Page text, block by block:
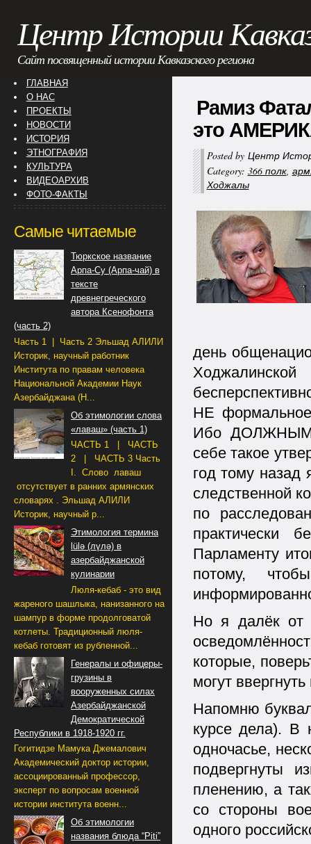
Центр Истории
Сайт посвященный истории Кавказского региона
Рамиз
это
Posted by Центр
Category: 366 полк,
Ходжалы
день
НЕ
Ибо ДОЛЖНЫМ
себе такое
год тому назад
следственной
по
практически
Парламенту
потому,
Но я далёк от
которые,
могут
Напомню
курсе дела). В
одночасье,
подвергнуты
пленению, а
со стороны
одного
ГЛАВНАЯ
О НАС
ПРОЕКТЫ
НОВОСТИ
ИСТОРИЯ
ЭТНОГРАФИЯ
КУЛЬТУРА
ВИДЕОАРХИВ
ФОТО-ФАКТЫ
Самые читаемые
Тюркское название
Арпа-Су (Арпа-чай) в
тексте
древнегреческого
автора Ксенофонта
(часть 2)
Часть 1 | Часть 2 Эльшад АЛИЛИ
Историк, научный работник
Института по правам человека
Национальной Академии Наук
Азербайджана (Н...
Об этимологии слова
«лаваш» (часть 1)
ЧАСТЬ 1 | ЧАСТЬ
2 | ЧАСТЬ 3 Часть
I. Слово лаваш
отсутствует в ранних армянских
словарях . Эльшад АЛИЛИ
Историк, научный р...
Этимология термина
lülə (лүлә) в
азербайджанской
кулинарии
Люля-кебаб - это вид
жареного шашлыка, нанизанного на
шампур в форме продолговатой
котлеты. Традиционный люля-
кебаб готовят из рубленной...
Генералы и офицеры-
грузины в
вооруженных силах
Азербайджанской
Демократической
Республики в 1918-1920 гг.
Гогитидзе Мамука Джемалович
Академический доктор истории,
ассоциированный профессор,
эксперт по вопросам военной
истории института военн...
Об этимологии
названия блюда “Piti”